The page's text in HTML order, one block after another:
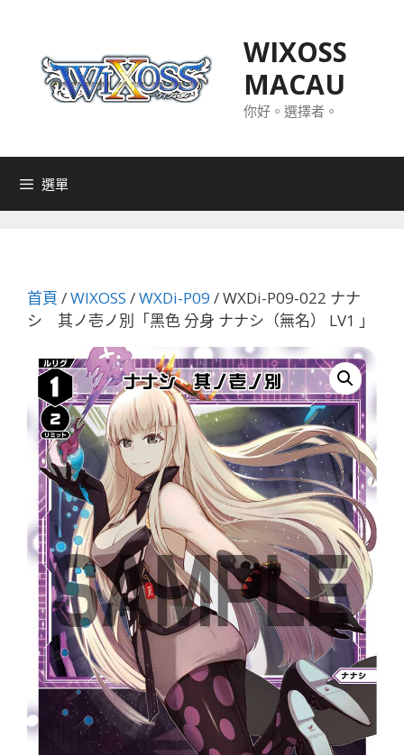
WIXOSS
MACAU
你好。選擇者。
選單
首頁 /WIXOSS /WXDi-P09 / WXDi-P09-022 ナナ
シ 其ノ壱ノ別「黑色 分身 ナナシ（無名） LV1 」